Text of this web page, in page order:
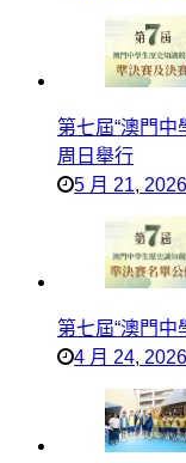
第七屆“澳門中
周日舉行
5 月 21, 2026
第七屆“澳門中
4 月 24, 2026